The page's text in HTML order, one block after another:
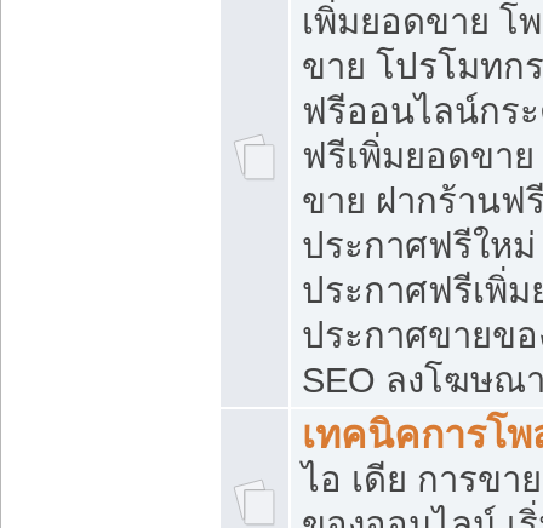
เพิ่มยอดขาย โ
ขาย โปรโมทก
ฟรีออนไลน์กร
ฟรีเพิ่มยอดขา
ขาย ฝากร้านฟ
ประกาศฟรีใหม่
ประกาศฟรีเพิ่
ประกาศขายข
SEO ลงโฆษณ
เทคนิคการโ
ไอ เดีย การขา